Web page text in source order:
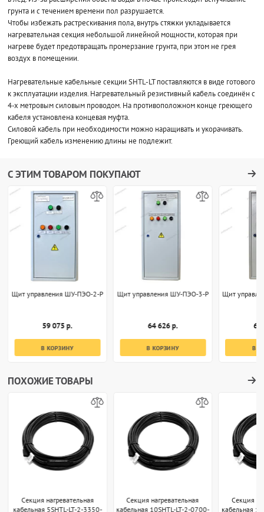
грунта и с течением времени пол разрушается.
Чтобы избежать растрескивания пола, внутрь стяжки укладывается
нагревательная секция небольшой линейной мощности, которая при
нагреве будет предотвращать промерзание грунта, при этом не грея
воздух в помещении.
Нагревательные кабельные секции SHTL-LT поставляются в виде готового
к эксплуатации изделия. Нагревательный резистивный кабель соединён с
4-х метровым силовым проводом. На противоположном конце греющего
кабеля установлена концевая муфта.
Силовой кабель при необходимости можно наращивать и укорачивать.
Греющий кабель изменению длины не подлежит.
С ЭТИМ ТОВАРОМ ПОКУПАЮТ
Щит управления ШУ-ПЭО-2-Р
59 075 р.
В КОРЗИНУ
Щит управления ШУ-ПЭО-3-Р
64 626 р.
В КОРЗИНУ
Щит
69
В
ПОХОЖИЕ ТОВАРЫ
Секция нагревательная
кабельная 5SHTL-LT-2-3350-
Секция нагревательная
кабельная 10SHTL-LT-2-0700-
Секция
кабельная